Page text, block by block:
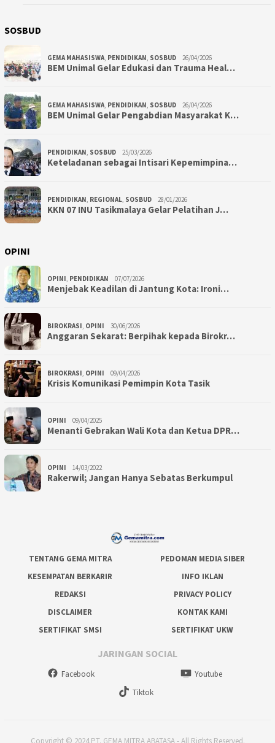
SOSBUD
GEMA MAHASISWA PENDIDIKAN SOSBUD 26/04/2026
BEM Unimal Gelar Edukasi dan Trauma Heal…
GEMA MAHASISWA PENDIDIKAN SOSBUD 26/04/2026
BEM Unimal Gelar Pengabdian Masyarakat K…
PENDIDIKAN SOSBUD 25/03/2026
Keteladanan sebagai Intisari Kepemimpina…
PENDIDIKAN REGIONAL SOSBUD 28/01/2026
KKN 07 INU Tasikmalaya Gelar Pelatihan J…
OPINI
OPINI PENDIDIKAN 07/07/2026
Menjebak Keadilan di Jantung Kota: Ironi…
BIROKRASI OPINI 30/06/2026
Anggaran Sekarat: Berpihak kepada Birokr…
BIROKRASI OPINI 09/04/2026
Krisis Komunikasi Pemimpin Kota Tasik
OPINI 09/04/2025
Menanti Gebrakan Wali Kota dan Ketua DPR…
OPINI 14/03/2022
Rakerwil; Jangan Hanya Sebatas Berkumpul
TENTANG GEMA MITRA
PEDOMAN MEDIA SIBER
KESEMPATAN BERKARIR
INFO IKLAN
REDAKSI
PRIVACY POLICY
DISCLAIMER
KONTAK KAMI
SERTIFIKAT SMSI
SERTIFIKAT UKW
JARINGAN SOCIAL
Facebook
Youtube
Tiktok
Copyright © 2024 PT. GEMA MITRA ABATASA - All Rights Reserved.